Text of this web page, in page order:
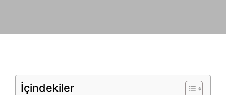
İçindekiler